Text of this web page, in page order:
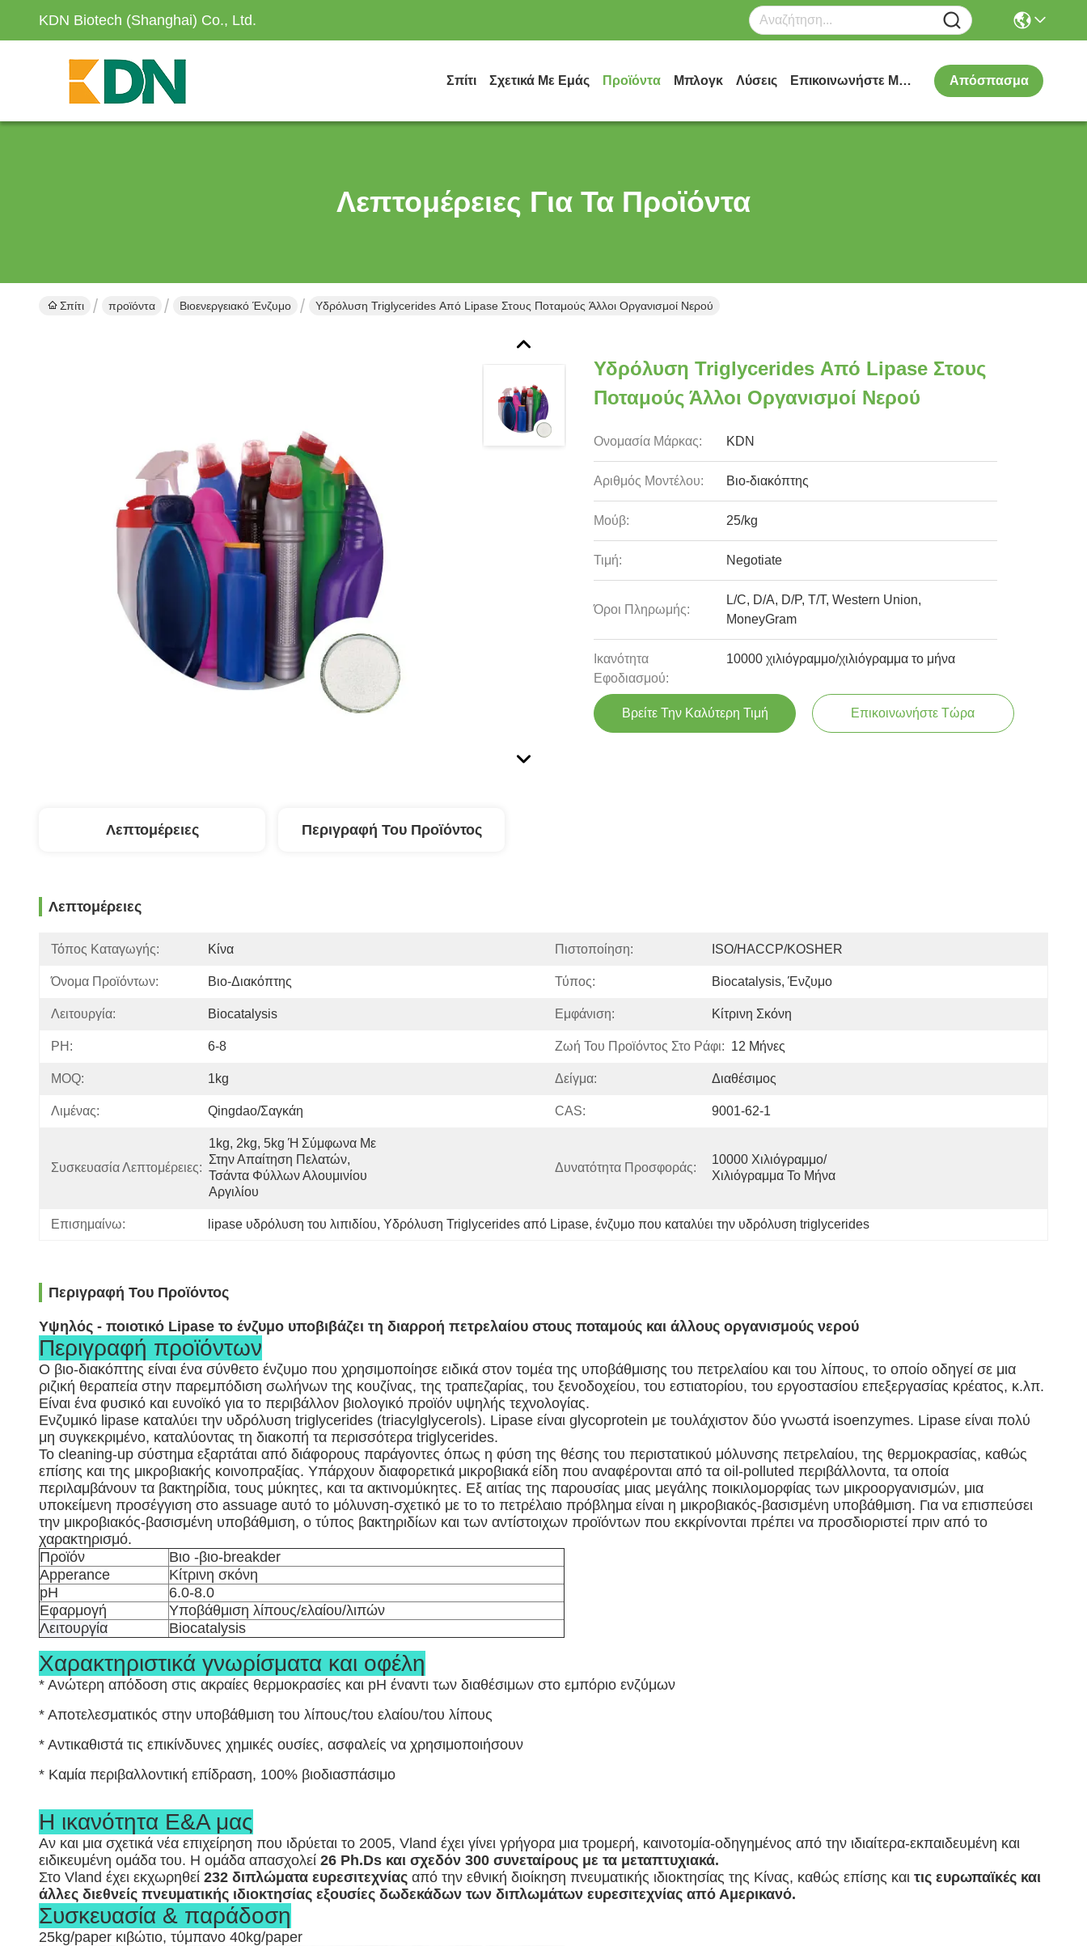
KDN Biotech (Shanghai) Co., Ltd.
Σπίτι Σχετικά Με Εμάς Προϊόντα Μπλογκ Λύσεις Επικοινωνήστε Μαζί Μας Απόσπασμα
Λεπτομέρειες Για Τα Προϊόντα
Σπίτι προϊόντα Βιοενεργειακό Ένζυμο Υδρόλυση Triglycerides Από Lipase Στους Ποταμούς Άλλοι Οργανισμοί Νερού
Υδρόλυση Triglycerides Από Lipase Στους
Ποταμούς Άλλοι Οργανισμοί Νερού
Ονομασία Μάρκας: KDN
Αριθμός Μοντέλου: Βιο-διακόπτης
Μούβ: 25/kg
Τιμή: Negotiate
Όροι Πληρωμής:
L/C, D/A, D/P, T/T, Western Union,
MoneyGram
Ικανότητα
Εφοδιασμού:
10000 χιλιόγραμμο/χιλιόγραμμα το μήνα
Βρείτε Την Καλύτερη Τιμή Επικοινωνήστε Τώρα
Λεπτομέρειες Περιγραφή Του Προϊόντος
Λεπτομέρειες
Τόπος Καταγωγής: Κίνα Πιστοποίηση: ISO/HACCP/KOSHER
Όνομα Προϊόντων: Βιο-Διακόπτης Τύπος: Biocatalysis, Ένζυμο
Λειτουργία: Biocatalysis Εμφάνιση: Κίτρινη Σκόνη
PH: 6-8 Ζωή Του Προϊόντος Στο Ράφι: 12 Μήνες
MOQ: 1kg Δείγμα: Διαθέσιμος
Λιμένας: Qingdao/Σαγκάη CAS: 9001-62-1
Συσκευασία Λεπτομέρειες:
1kg, 2kg, 5kg Ή Σύμφωνα Με
Στην Απαίτηση Πελατών,
Τσάντα Φύλλων Αλουμινίου
Αργιλίου
Δυνατότητα Προσφοράς:
10000 Χιλιόγραμμο/
Χιλιόγραμμα Το Μήνα
Επισημαίνω: lipase υδρόλυση του λιπιδίου, Υδρόλυση Triglycerides από Lipase, ένζυμο που καταλύει την υδρόλυση triglycerides
Περιγραφή Του Προϊόντος
Υψηλός - ποιοτικό Lipase το ένζυμο υποβιβάζει τη διαρροή πετρελαίου στους ποταμούς και άλλους οργανισμούς νερού
Περιγραφή προϊόντων
Ο βιο-διακόπτης είναι ένα σύνθετο ένζυμο που χρησιμοποίησε ειδικά στον τομέα της υποβάθμισης του πετρελαίου και του λίπους, το οποίο οδηγεί σε μια
ριζική θεραπεία στην παρεμπόδιση σωλήνων της κουζίνας, της τραπεζαρίας, του ξενοδοχείου, του εστιατορίου, του εργοστασίου επεξεργασίας κρέατος, κ.λπ.
Είναι ένα φυσικό και ευνοϊκό για το περιβάλλον βιολογικό προϊόν υψηλής τεχνολογίας.
Ενζυμικό lipase καταλύει την υδρόλυση triglycerides (triacylglycerols). Lipase είναι glycoprotein με τουλάχιστον δύο γνωστά isoenzymes. Lipase είναι πολύ
μη συγκεκριμένο, καταλύοντας τη διακοπή τα περισσότερα triglycerides.
Το cleaning-up σύστημα εξαρτάται από διάφορους παράγοντες όπως η φύση της θέσης του περιστατικού μόλυνσης πετρελαίου, της θερμοκρασίας, καθώς
επίσης και της μικροβιακής κοινοπραξίας. Υπάρχουν διαφορετικά μικροβιακά είδη που αναφέρονται από τα oil-polluted περιβάλλοντα, τα οποία
περιλαμβάνουν τα βακτηρίδια, τους μύκητες, και τα ακτινομύκητες. Εξ αιτίας της παρουσίας μιας μεγάλης ποικιλομορφίας των μικροοργανισμών, μια
υποκείμενη προσέγγιση στο assuage αυτό το μόλυνση-σχετικό με το το πετρέλαιο πρόβλημα είναι η μικροβιακός-βασισμένη υποβάθμιση. Για να επισπεύσει
την μικροβιακός-βασισμένη υποβάθμιση, ο τύπος βακτηριδίων και των αντίστοιχων προϊόντων που εκκρίνονται πρέπει να προσδιοριστεί πριν από το
χαρακτηρισμό.
Προϊόν
Βιο -βιο-breakder
Apperance
Κίτρινη σκόνη
pH
6.0-8.0
Εφαρμογή
Υποβάθμιση λίπους/ελαίου/λιπών
Λειτουργία
Biocatalysis
Χαρακτηριστικά γνωρίσματα και οφέλη
* Ανώτερη απόδοση στις ακραίες θερμοκρασίες και pH έναντι των διαθέσιμων στο εμπόριο ενζύμων
* Αποτελεσματικός στην υποβάθμιση του λίπους/του ελαίου/του λίπους
* Αντικαθιστά τις επικίνδυνες χημικές ουσίες, ασφαλείς να χρησιμοποιήσουν
* Καμία περιβαλλοντική επίδραση, 100% βιοδιασπάσιμο
Η ικανότητα Ε&Α μας
Αν και μια σχετικά νέα επιχείρηση που ιδρύεται το 2005, Vland έχει γίνει γρήγορα μια τρομερή, καινοτομία-οδηγημένος από την ιδιαίτερα-εκπαιδευμένη και
ειδικευμένη ομάδα του. Η ομάδα απασχολεί 26 Ph.Ds και σχεδόν 300 συνεταίρους με τα μεταπτυχιακά.
Στο Vland έχει εκχωρηθεί 232 διπλώματα ευρεσιτεχνίας από την εθνική διοίκηση πνευματικής ιδιοκτησίας της Κίνας, καθώς επίσης και τις ευρωπαϊκές και
άλλες διεθνείς πνευματικής ιδιοκτησίας εξουσίες δωδεκάδων των διπλωμάτων ευρεσιτεχνίας από Αμερικανό.
Συσκευασία & παράδοση
25kg/paper κιβώτιο, τύμπανο 40kg/paper